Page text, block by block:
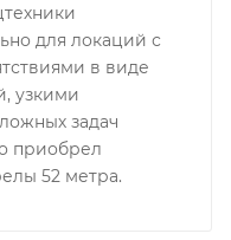
для локаций с
в виде
узкими
задач
приобрел
52 метра.